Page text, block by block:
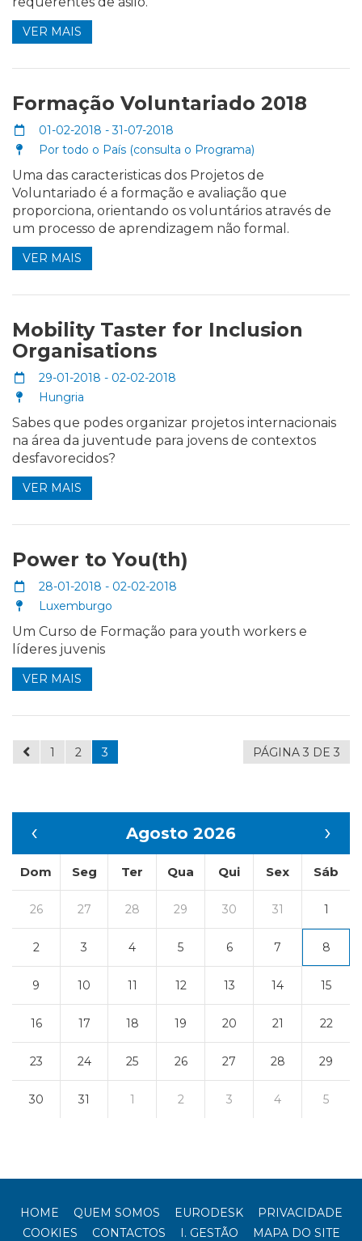
VER MAIS
Formação Voluntariado 2018
01-02-2018 - 31-07-2018
Por todo o País (consulta o Programa)
Uma das caracteristicas dos Projetos de
Voluntariado é a formação e avaliação que
proporciona, orientando os voluntários através de
um processo de aprendizagem não formal.
VER MAIS
Mobility Taster for Inclusion
Organisations
29-01-2018 - 02-02-2018
Hungria
Sabes que podes organizar projetos internacionais
na área da juventude para jovens de contextos
desfavorecidos?
VER MAIS
Power to You(th)
28-01-2018 - 02-02-2018
Luxemburgo
Um Curso de Formação para youth workers e
líderes juvenis
VER MAIS
1 2 3 PÁGINA 3 DE 3
‹ Agosto 2026 ›
Dom Seg Ter Qua Qui Sex Sáb
26 27 28 29 30 31 1
2 3 4 5 6 7 8
9 10 11 12 13 14 15
16 17 18 19 20 21 22
23 24 25 26 27 28 29
30 31 1 2 3 4 5
HOME QUEM SOMOS EURODESK
PRIVACIDADE
COOKIES
CONTACTOS I. GESTÃO
MAPA DO SITE